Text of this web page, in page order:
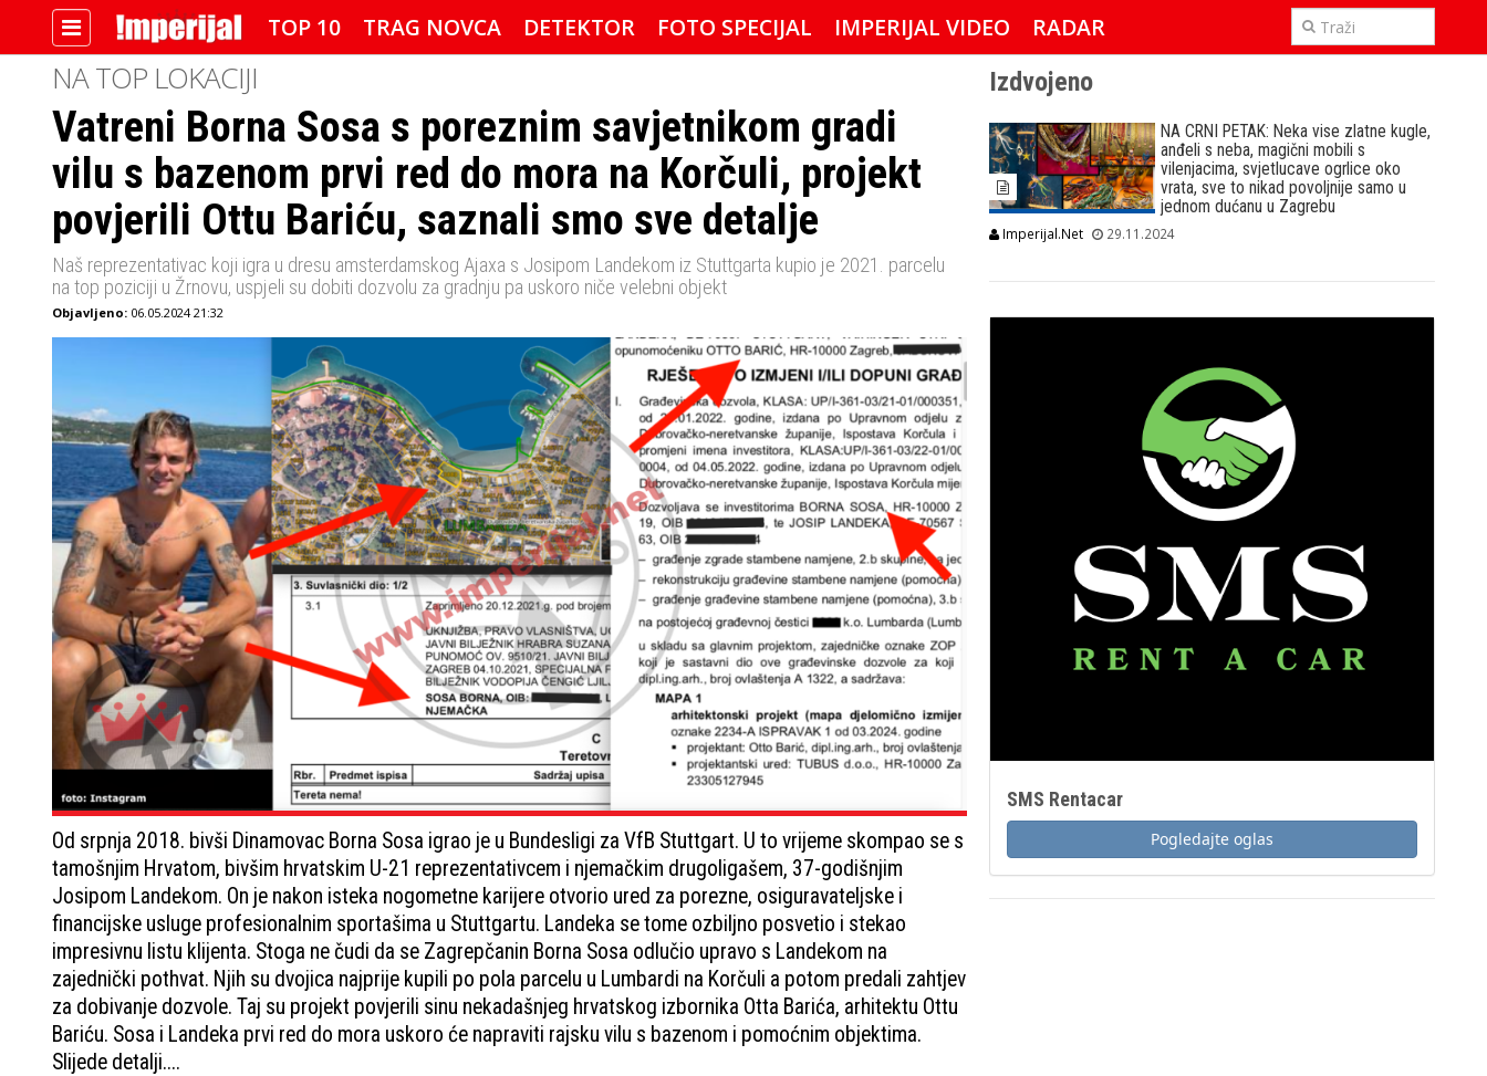
TOP 10 TRAG NOVCA DETEKTOR FOTO SPECIJAL IMPERIJAL VIDEO
RADAR
IMPERIJALOVE POZNATE FACE
NA TOP LOKACIJI
Vatreni Borna Sosa s poreznim savjetnikom gradi
vilu s bazenom prvi red do mora na Korčuli, projekt
povjerili Ottu Bariću, saznali smo sve detalje
Naš reprezentativac koji igra u dresu amsterdamskog Ajaxa s Josipom Landekom iz Stuttgarta kupio je 2021. parcelu
na top poziciji u Žrnovu, uspjeli su dobiti dozvolu za gradnju pa uskoro niče velebni objekt
Objavljeno: 06.05.2024 21:32
Od srpnja 2018. bivši Dinamovac Borna Sosa igrao je u Bundesligi za VfB Stuttgart. U to vrijeme skompao se s
tamošnjim Hrvatom, bivšim hrvatskim U-21 reprezentativcem i njemačkim drugoligašem, 37-godišnjim
Josipom Landekom. On je nakon isteka nogometne karijere otvorio ured za porezne, osiguravateljske i
financijske usluge profesionalnim sportašima u Stuttgartu. Landeka se tome ozbiljno posvetio i stekao
impresivnu listu klijenta. Stoga ne čudi da se Zagrepčanin Borna Sosa odlučio upravo s Landekom na
zajednički pothvat. Njih su dvojica najprije kupili po pola parcelu u Lumbardi na Korčuli a potom predali zahtjev
za dobivanje dozvole. Taj su projekt povjerili sinu nekadašnjeg hrvatskog izbornika Otta Barića, arhitektu Ottu
Bariću. Sosa i Landeka prvi red do mora uskoro će napraviti rajsku vilu s bazenom i pomoćnim objektima.
Slijede detalji....
Izdvojeno
NA CRNI PETAK: Neka vise zlatne kugle,
anđeli s neba, magični mobili s
vilenjacima, svjetlucave ogrlice oko
vrata, sve to nikad povoljnije samo u
jednom dućanu u Zagrebu
Imperijal.Net 29.11.2024
SMS Rentacar
Pogledajte oglas